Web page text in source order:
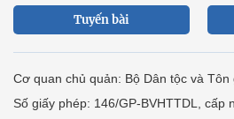
Tuyến bài
Cơ quan chủ quản: Bộ Dân tộc và Tôn
Số giấy phép: 146/GP-BVHTTDL, cấp